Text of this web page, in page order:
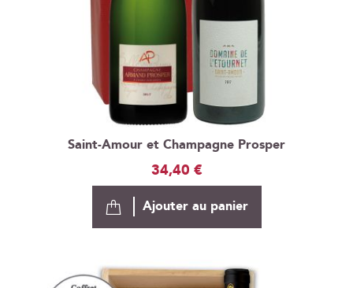
Saint-Amour et Champagne Prosper
34,40 €
Ajouter au panier